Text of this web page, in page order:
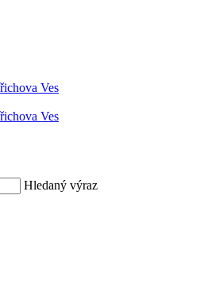
Ves
Ves
Hledaný výraz